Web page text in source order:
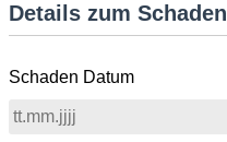
Details zum Schaden
Schaden Datum